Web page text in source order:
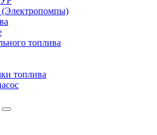
(Электропомпы)
топлива
топлива